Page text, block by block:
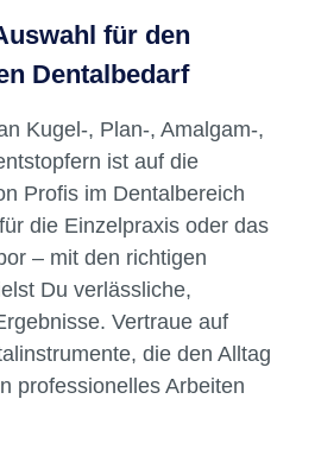
für den
Dentalbedarf
Kugel-, Plan-, Amalgam-,
ist auf die
Profis im Dentalbereich
die Einzelpraxis oder das
– mit den richtigen
Du verlässliche,
Vertraue auf
die den Alltag
professionelles Arbeiten